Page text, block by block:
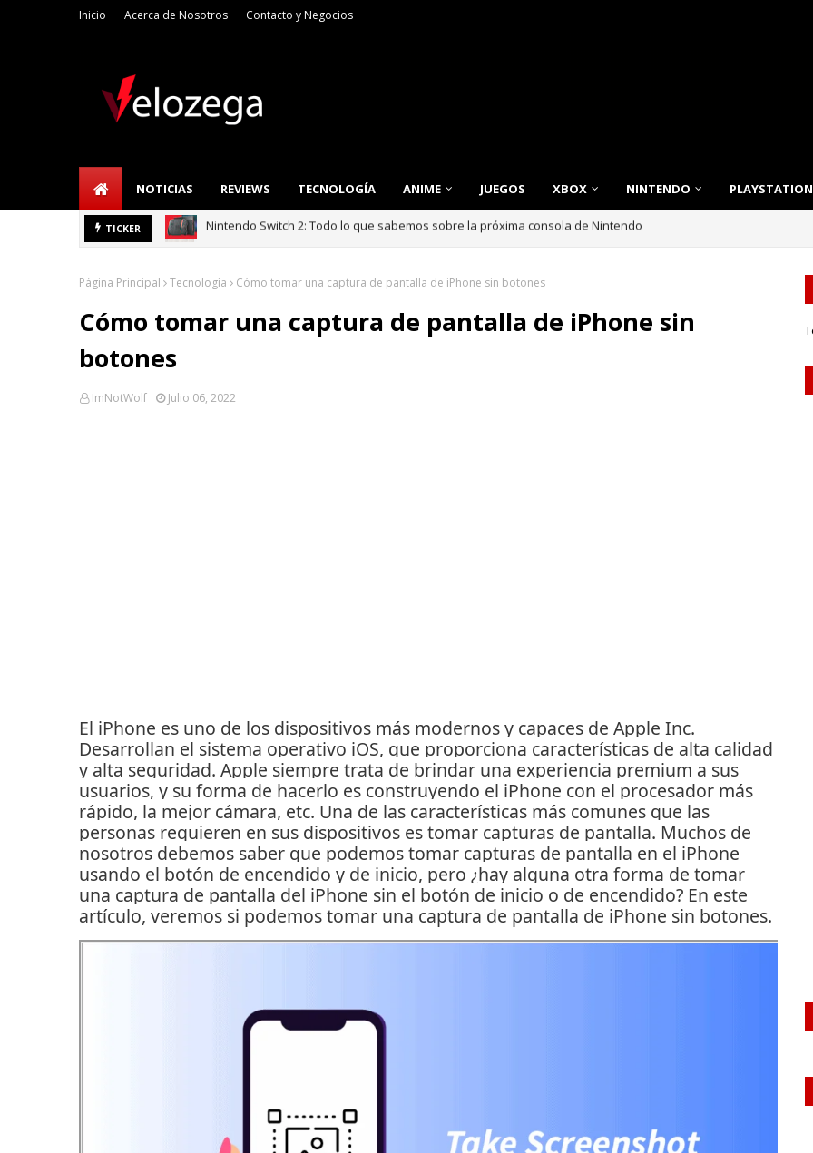
Inicio Acerca de Nosotros Contacto y Negocios
NOTICIAS REVIEWS TECNOLOGÍA ANIME JUEGOS XBOX NINTENDO PLAYSTATION
TICKER TECNOLOGÍA Refrigerador LG: Innovación, Estilo y Eficiencia para tu Hogar
Página Principal Tecnología Cómo tomar una captura de pantalla de iPhone sin botones
Cómo tomar una captura de pantalla de iPhone sin
botones
ImNotWolf Julio 06, 2022
El iPhone es uno de los dispositivos más modernos y capaces de Apple Inc.
Desarrollan el sistema operativo iOS, que proporciona características de alta calidad
y alta seguridad. Apple siempre trata de brindar una experiencia premium a sus
usuarios, y su forma de hacerlo es construyendo el iPhone con el procesador más
rápido, la mejor cámara, etc. Una de las características más comunes que las
personas requieren en sus dispositivos es tomar capturas de pantalla. Muchos de
nosotros debemos saber que podemos tomar capturas de pantalla en el iPhone
usando el botón de encendido y de inicio, pero ¿hay alguna otra forma de tomar
una captura de pantalla del iPhone sin el botón de inicio o de encendido? En este
artículo, veremos si podemos tomar una captura de pantalla de iPhone sin botones.